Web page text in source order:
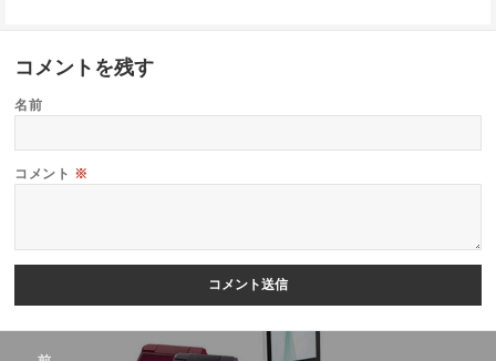
コメントを残す
名前
コメント ※